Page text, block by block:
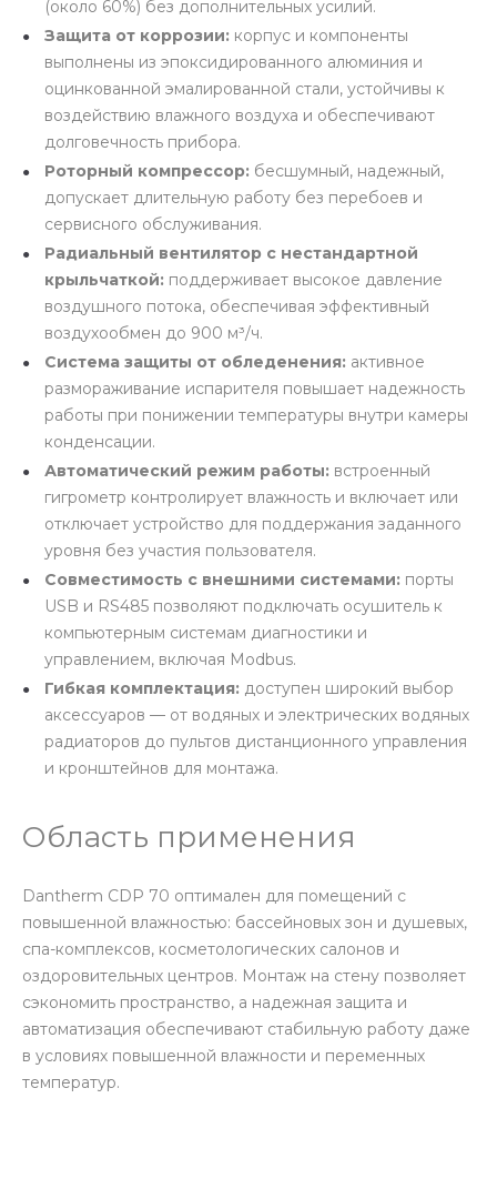
(около 60%) без дополнительных усилий.
Защита от коррозии: корпус и компоненты
выполнены из эпоксидированного алюминия и
оцинкованной эмалированной стали, устойчивы к
воздействию влажного воздуха и обеспечивают
долговечность прибора.
Роторный компрессор: бесшумный, надежный,
допускает длительную работу без перебоев и
сервисного обслуживания.
Радиальный вентилятор с нестандартной
крыльчаткой: поддерживает высокое давление
воздушного потока, обеспечивая эффективный
воздухообмен до 900 м³/ч.
Система защиты от обледенения: активное
размораживание испарителя повышает надежность
работы при понижении температуры внутри камеры
конденсации.
Автоматический режим работы: встроенный
гигрометр контролирует влажность и включает или
отключает устройство для поддержания заданного
уровня без участия пользователя.
Совместимость с внешними системами: порты
USB и RS485 позволяют подключать осушитель к
компьютерным системам диагностики и
управлением, включая Modbus.
Гибкая комплектация: доступен широкий выбор
аксессуаров — от водяных и электрических водяных
радиаторов до пультов дистанционного управления
и кронштейнов для монтажа.
Область применения
Dantherm CDP 70 оптимален для помещений с
повышенной влажностью: бассейновых зон и душевых,
спа-комплексов, косметологических салонов и
оздоровительных центров. Монтаж на стену позволяет
сэкономить пространство, а надежная защита и
автоматизация обеспечивают стабильную работу даже
в условиях повышенной влажности и переменных
температур.